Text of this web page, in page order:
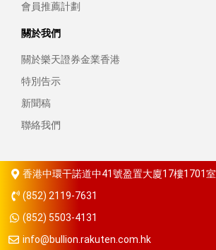
會員推薦計劃
關於我們
關於樂天證券金業香港
特別告示
新聞稿
聯絡我們
香港中環干諾道中41號盈置大廈17樓1701室
(852) 2119-7631
(852) 5503-4131
info@bullion.rakuten.com.hk